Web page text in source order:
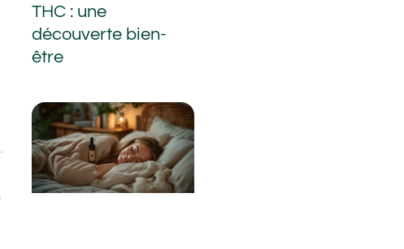
THC : une
découverte bien-
être